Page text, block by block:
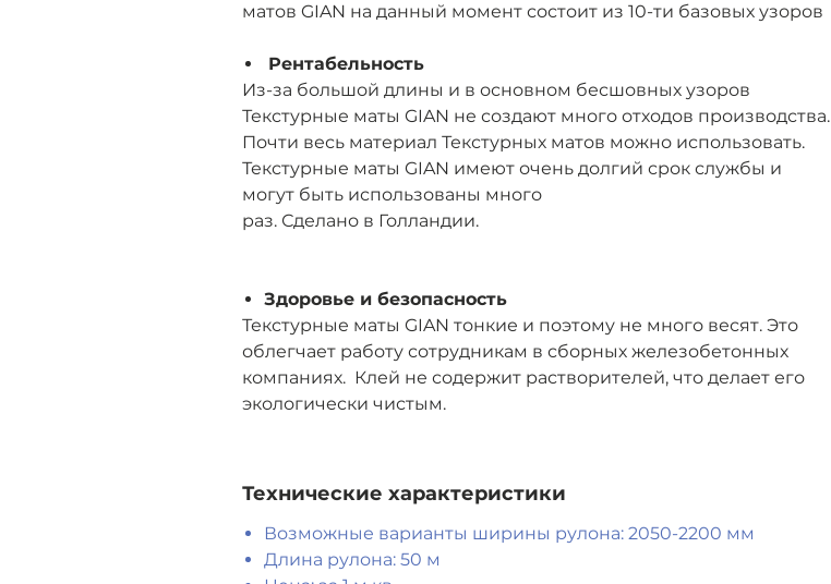
матов GIAN на данный момент состоит из 10-ти базовых узоров
Рентабельность
Из-за большой длины и в основном бесшовных узоров
Текстурные маты GIAN не создают много отходов производства.
Почти весь материал Текстурных матов можно использовать.
Текстурные маты GIAN имеют очень долгий срок службы и
могут быть использованы много
раз. Сделано в Голландии.
Здоровье и безопасность
Текстурные маты GIAN тонкие и поэтому не много весят. Это
облегчает работу сотрудникам в сборных железобетонных
компаниях. Клей не содержит растворителей, что делает его
экологически чистым.
Технические характеристики
Возможные варианты ширины рулона: 2050-2200 мм
Длина рулона: 50 м